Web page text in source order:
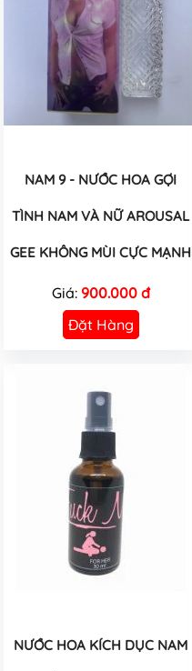
NAM 9 - NƯỚC HOA GỢI
TÌNH NAM VÀ NỮ AROUSAL
GEE KHÔNG MÙI CỰC MẠNH
Giá: 900.000 đ
Đặt Hàng
NƯỚC HOA KÍCH DỤC NAM